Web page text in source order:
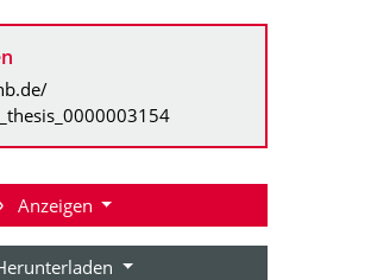
Anzeigen